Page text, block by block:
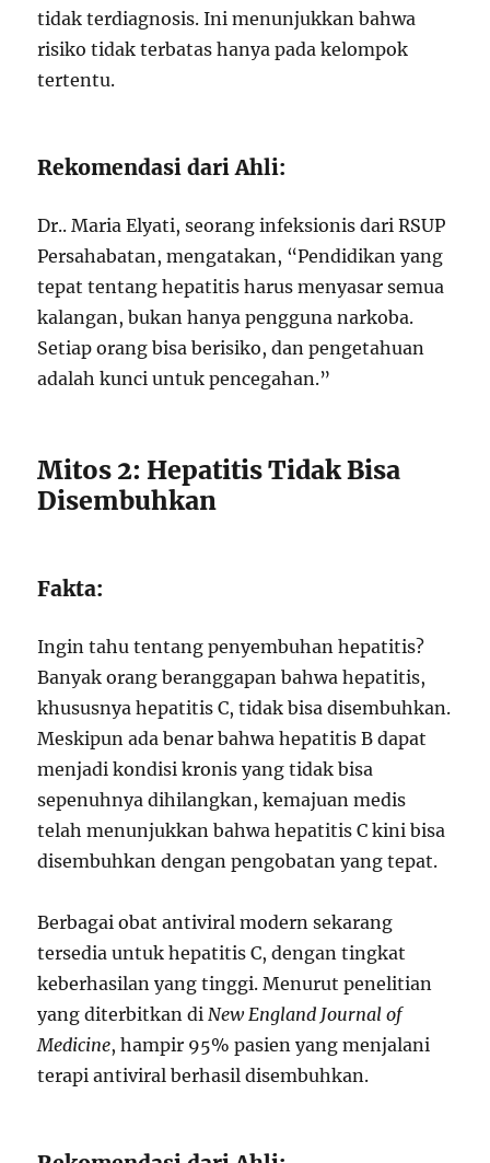
tidak terdiagnosis. Ini menunjukkan bahwa
risiko tidak terbatas hanya pada kelompok
tertentu.
Rekomendasi dari Ahli:
Dr.. Maria Elyati, seorang infeksionis dari RSUP
Persahabatan, mengatakan, “Pendidikan yang
tepat tentang hepatitis harus menyasar semua
kalangan, bukan hanya pengguna narkoba.
Setiap orang bisa berisiko, dan pengetahuan
adalah kunci untuk pencegahan.”
Mitos 2: Hepatitis Tidak Bisa
Disembuhkan
Fakta:
Ingin tahu tentang penyembuhan hepatitis?
Banyak orang beranggapan bahwa hepatitis,
khususnya hepatitis C, tidak bisa disembuhkan.
Meskipun ada benar bahwa hepatitis B dapat
menjadi kondisi kronis yang tidak bisa
sepenuhnya dihilangkan, kemajuan medis
telah menunjukkan bahwa hepatitis C kini bisa
disembuhkan dengan pengobatan yang tepat.
Berbagai obat antiviral modern sekarang
tersedia untuk hepatitis C, dengan tingkat
keberhasilan yang tinggi. Menurut penelitian
yang diterbitkan diNew England Journal of
Medicine, hampir 95% pasien yang menjalani
terapi antiviral berhasil disembuhkan.